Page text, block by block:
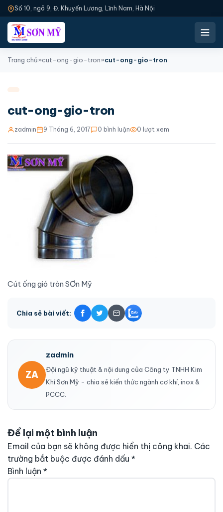
Số 10, ngõ 9, Đ. Khuyến Lương, Lĩnh Nam, Hà Nội
Trang chủ»cut-ong-gio-tron»cut-ong-gio-tron
cut-ong-gio-tron
zadmin 9 Tháng 6, 2017 0 bình luận 0 lượt xem
Cút ống gió tròn SƠn Mỹ
Chia sẻ bài viết:
ZA
zadmin
Đội ngũ kỹ thuật & nội dung của Công ty TNHH Kim
Khí Sơn Mỹ - chia sẻ kiến thức ngành cơ khí, inox &
PCCC.
Để lại một bình luận
Email của bạn sẽ không được hiển thị công khai. Các
trường bắt buộc được đánh dấu *
Bình luận *